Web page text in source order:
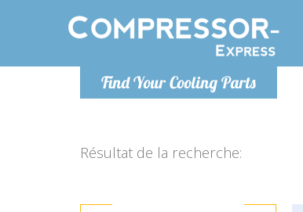
Find Your Cooling Parts
Résultat de la recherche: